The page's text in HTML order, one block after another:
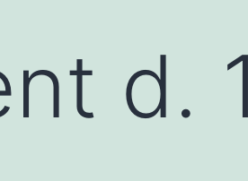
d.